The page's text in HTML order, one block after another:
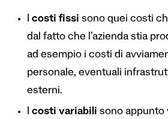
I costi fissi sono quei costi
dal fatto che l’azienda stia
ad esempio i costi di
personale, eventuali
esterni.
I costi variabili sono appunto